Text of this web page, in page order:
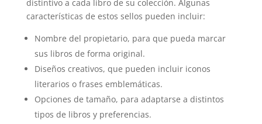
distintivo a cada libro de su colección. Algunas
características de estos sellos pueden incluir:
Nombre del propietario, para que pueda marcar
sus libros de forma original.
Diseños creativos, que pueden incluir iconos
literarios o frases emblemáticas.
Opciones de tamaño, para adaptarse a distintos
tipos de libros y preferencias.